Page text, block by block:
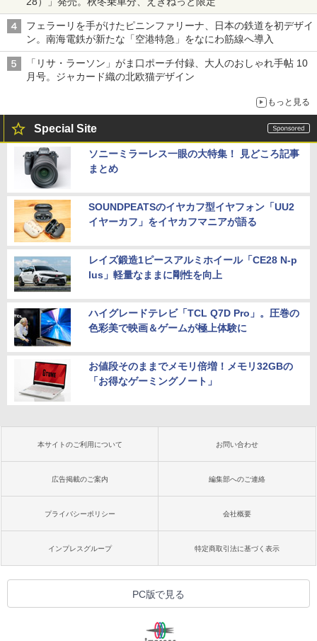
フェラーリを手がけたピニンファリーナ、日本の鉄道を初デザイ
ン。南海電鉄が新たな「空港特急」をなにわ筋線へ導入
「リサ・ラーソン」がま口ポーチ付録、大人のおしゃれ手帖 10
月号。ジャカード織の北欧猫デザイン
もっと見る
Special Site
ソニーミラーレス一眼の大特集！ 見どころ記事
まとめ
SOUNDPEATSのイヤカフ型イヤフォン「UU2
イヤーカフ」をイヤカフマニアが語る
レイズ鍛造1ピースアルミホイール「CE28 N-p
lus」軽量なままに剛性を向上
ハイグレードテレビ「TCL Q7D Pro」。圧巻の
色彩美で映画＆ゲームが極上体験に
お値段そのままでメモリ倍増！メモリ32GBの
「お得なゲーミングノート」
本サイトのご利用について お問い合わせ
広告掲載のご案内 編集部へのご連絡
プライバシーポリシー 会社概要
インプレスグループ 特定商取引法に基づく表示
PC版で見る